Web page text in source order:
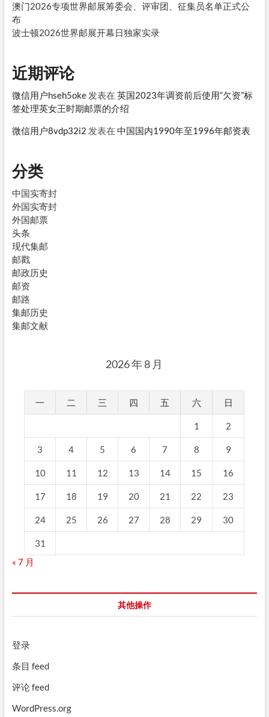
澳门2026专项世界邮展筹委会、评审团、征集员名单正式公
布
波士顿2026世界邮展开幕日独家实录
近期评论
微信用户hseh5oke发表在 英国2023年调资前后使用“欠资”标
签处理英女王时期邮票的介绍
微信用户8vdp32i2 发表在 中国国内1990年至1996年邮资表
分类
中国实寄封
外国实寄封
外国邮票
头条
现代集邮
邮戳
邮政历史
邮资
邮路
集邮历史
集邮文献
2026 年 8 月
一 二 三 四 五 六 日
1 2
3 4 5 6 7 8 9
10 11 12 13 14 15 16
17 18 19 20 21 22 23
24 25 26 27 28 29 30
31
« 7 月
其他操作
登录
条目 feed
评论 feed
WordPress.org